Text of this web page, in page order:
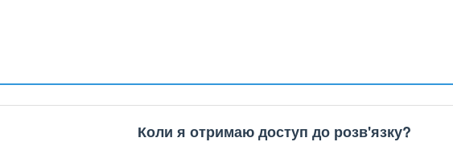
Коли я отримаю доступ до розв'язку?